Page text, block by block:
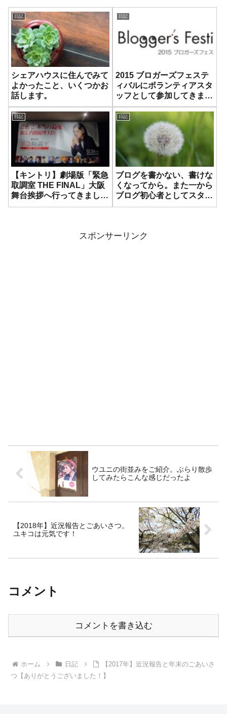
日記
シェアハウスに住んでみて
よかったこと、いくつかお
話します。
日記
2015 ブロガーズフェステ
ィバルにボランティアスタ
ッフとして参加してきまし
た！
日記
【キントリ】劇場版「緊急
取調室 THE FINAL」大阪
舞台挨拶へ行ってきました
#キントリありがとうキャ
日記
ブログを書かない、書けな
くなってから。また一から
ブログ初心者としてスター
トします！
スポンサーリンク
ウユニの街並みをご紹介。ぶらり散歩
してみたらこんな感じだったよ
【2018年】近況報告とごあいさつ。
ユキコは元気です！
コメント
コメントを書き込む
ホーム 日記
【2017年】近況報告と年末のごあいさ
つ【ありがとうございました！】